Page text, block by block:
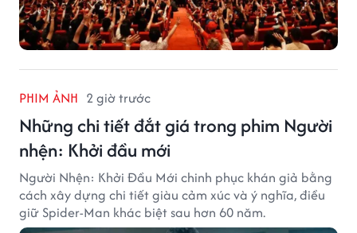
PHIM ẢNH 2 giờ trước
Những chi tiết đắt giá trong phim Người
nhện: Khởi đầu mới
Người Nhện: Khởi Đầu Mới chinh phục khán giả bằng
cách xây dựng chi tiết giàu cảm xúc và ý nghĩa, điều
giữ Spider-Man khác biệt sau hơn 60 năm.